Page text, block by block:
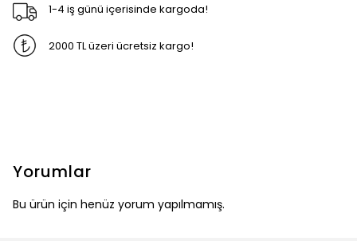
1-4 iş günü içerisinde kargoda!
2000 TL üzeri ücretsiz kargo!
Yorumlar
Bu ürün için henüz yorum yapılmamış.